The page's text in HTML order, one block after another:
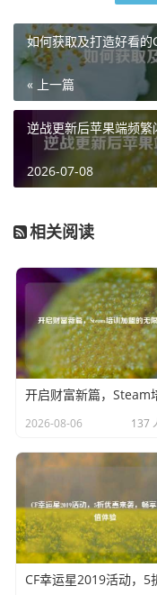
中，它的眼睛锐利而
何一个可能出现的猎
当有敌人靠近水域时
会缓缓地从藏身之处
注目，鲨鱼那三角
信号，让靠近的敌人
时而加速，时而转向
不敢轻易靠近这片看
对于熟悉和平精英
仅是一种视觉上的享
们需要巧妙地利用
契的配合，鲨鱼可以
的进攻；而玩家则可
者，玩家也可以借助
待敌人自投罗网。
在和平精英的世界里
特而精彩的游戏场景
了不一样的游戏体验
景线，无论是在紧张
机，鲨鱼在水中的潜
与魅力。
如何获取及打造好看的
« 上一篇
逆战更新后苹果端频
2026-07-08
相关阅读
2026-08-06 137